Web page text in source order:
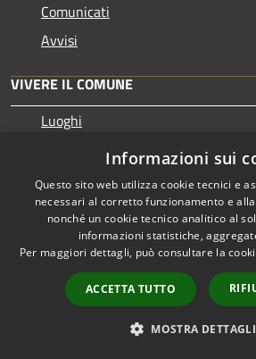
Comunicati
Avvisi
VIVERE IL COMUNE
Luoghi
CONTATTI
Comune di Bardolino
Piazzetta San Gervaso 1
Codice Fiscale: 00345090237
Partita IVA: 00345090237
Informazioni sui
Questo sito web utilizza cookie tecnici e
necessari al corretto funzionamento e
nonché un cookie tecnico analitico al
informazioni statistiche,
Per maggiori dettagli, può consultare la
ACCETTA TUTTO
MOSTRA DETTAGLI